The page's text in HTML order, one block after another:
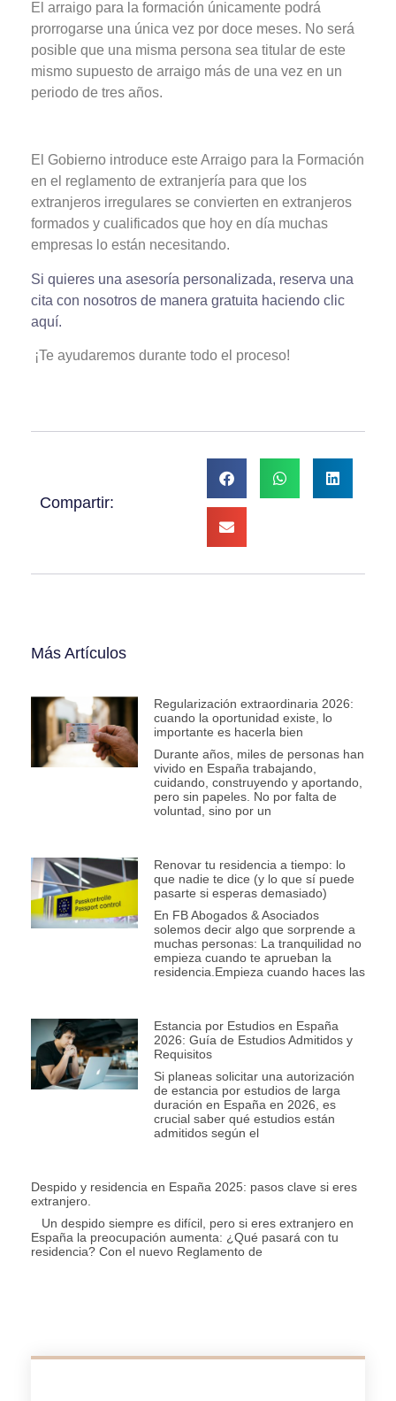
El arraigo para la formación únicamente podrá
prorrogarse una única vez por doce meses. No será
posible que una misma persona sea titular de este
mismo supuesto de arraigo más de una vez en un
periodo de tres años.
El Gobierno introduce este Arraigo para la Formación
en el reglamento de extranjería para que los
extranjeros irregulares se convierten en extranjeros
formados y cualificados que hoy en día muchas
empresas lo están necesitando.
Si quieres una asesoría personalizada, reserva una
cita con nosotros de manera gratuita haciendo clic
aquí.
¡Te ayudaremos durante todo el proceso!
Compartir:
Más Artículos
Regularización extraordinaria 2026:
cuando la oportunidad existe, lo
importante es hacerla bien
Durante años, miles de personas han
vivido en España trabajando,
cuidando, construyendo y aportando,
pero sin papeles. No por falta de
voluntad, sino por un
Renovar tu residencia a tiempo: lo
que nadie te dice (y lo que sí puede
pasarte si esperas demasiado)
En FB Abogados & Asociados
solemos decir algo que sorprende a
muchas personas: La tranquilidad no
empieza cuando te aprueban la
residencia.Empieza cuando haces las
Estancia por Estudios en España
2026: Guía de Estudios Admitidos y
Requisitos
Si planeas solicitar una autorización
de estancia por estudios de larga
duración en España en 2026, es
crucial saber qué estudios están
admitidos según el
Despido y residencia en España 2025: pasos clave si eres
extranjero.
Un despido siempre es difícil, pero si eres extranjero en
España la preocupación aumenta: ¿Qué pasará con tu
residencia? Con el nuevo Reglamento de